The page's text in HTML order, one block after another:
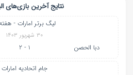
نتایج آخرین بازی‌های
لیگ برتر امارات -
۳۰ شهریور ۱۴۰۳
دبا الحصن 1 - 2
جام اتحادیه امارات